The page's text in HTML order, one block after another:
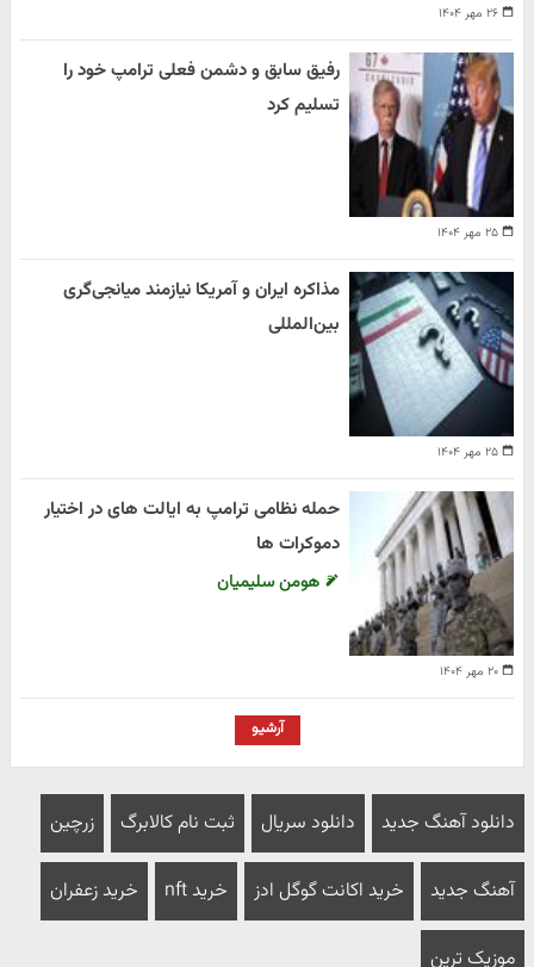
۲۶ مهر ۱۴۰۴
۲۵ مهر ۱۴۰۴
رفیق سابق و دشمن فعلی ترامپ خود را
تسلیم کرد
۲۵ مهر ۱۴۰۴
مذاکره ایران و آمریکا نیازمند میانجی‌گری
بین‌المللی
۲۰ مهر ۱۴۰۴
حمله نظامی ترامپ به ایالت های در اختیار
دموکرات ها
هومن سلیمیان
آرشیو
دانلود آهنگ جدید دانلود سریال ثبت نام کالابرگ زرچین
آهنگ جدید خرید اکانت گوگل ادز خرید nft خرید زعفران
موزیک ترین